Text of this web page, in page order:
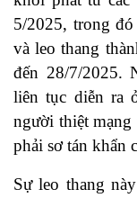
5/2025, trong
và leo thang
đến 28/7/2025.
liên tục diễn ra
người thiệt
phải sơ tán khẩn
Sự leo thang